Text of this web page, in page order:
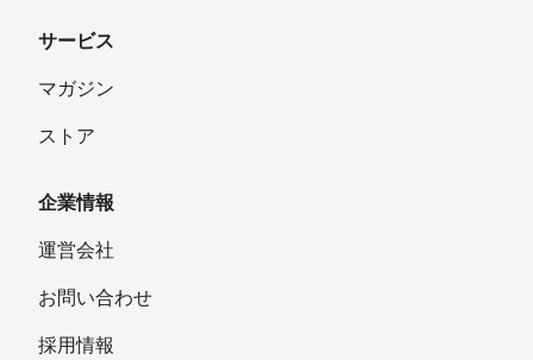
サービス
マガジン
ストア
企業情報
運営会社
お問い合わせ
採用情報